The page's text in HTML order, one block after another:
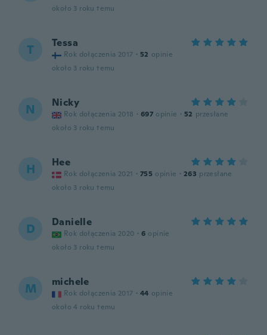
około 3 roku temu
T Tessa
Rok dołączenia 2017 · 52 opinie
około 3 roku temu
N Nicky
Rok dołączenia 2018 · 697 opinie · 52 przesłane
około 3 roku temu
H Hee
Rok dołączenia 2021 · 755 opinie · 263 przesłane
około 3 roku temu
D Danielle
Rok dołączenia 2020 · 6 opinie
około 3 roku temu
M michele
Rok dołączenia 2017 · 44 opinie
około 4 roku temu